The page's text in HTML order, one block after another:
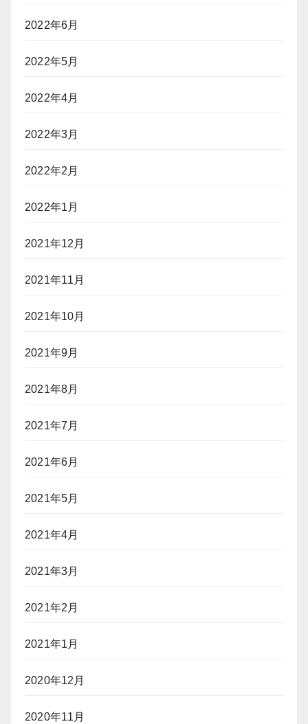
2022年6月
2022年5月
2022年4月
2022年3月
2022年2月
2022年1月
2021年12月
2021年11月
2021年10月
2021年9月
2021年8月
2021年7月
2021年6月
2021年5月
2021年4月
2021年3月
2021年2月
2021年1月
2020年12月
2020年11月